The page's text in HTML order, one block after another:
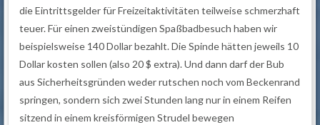
die Eintrittsgelder für Freizeitaktivitäten teilweise schmerzhaft
teuer. Für einen zweistündigen Spaßbadbesuch haben wir
beispielsweise 140 Dollar bezahlt. Die Spinde hätten jeweils 10
Dollar kosten sollen (also 20 $ extra). Und dann darf der Bub
aus Sicherheitsgründen weder rutschen noch vom Beckenrand
springen, sondern sich zwei Stunden lang nur in einem Reifen
sitzend in einem kreisförmigen Strudel bewegen